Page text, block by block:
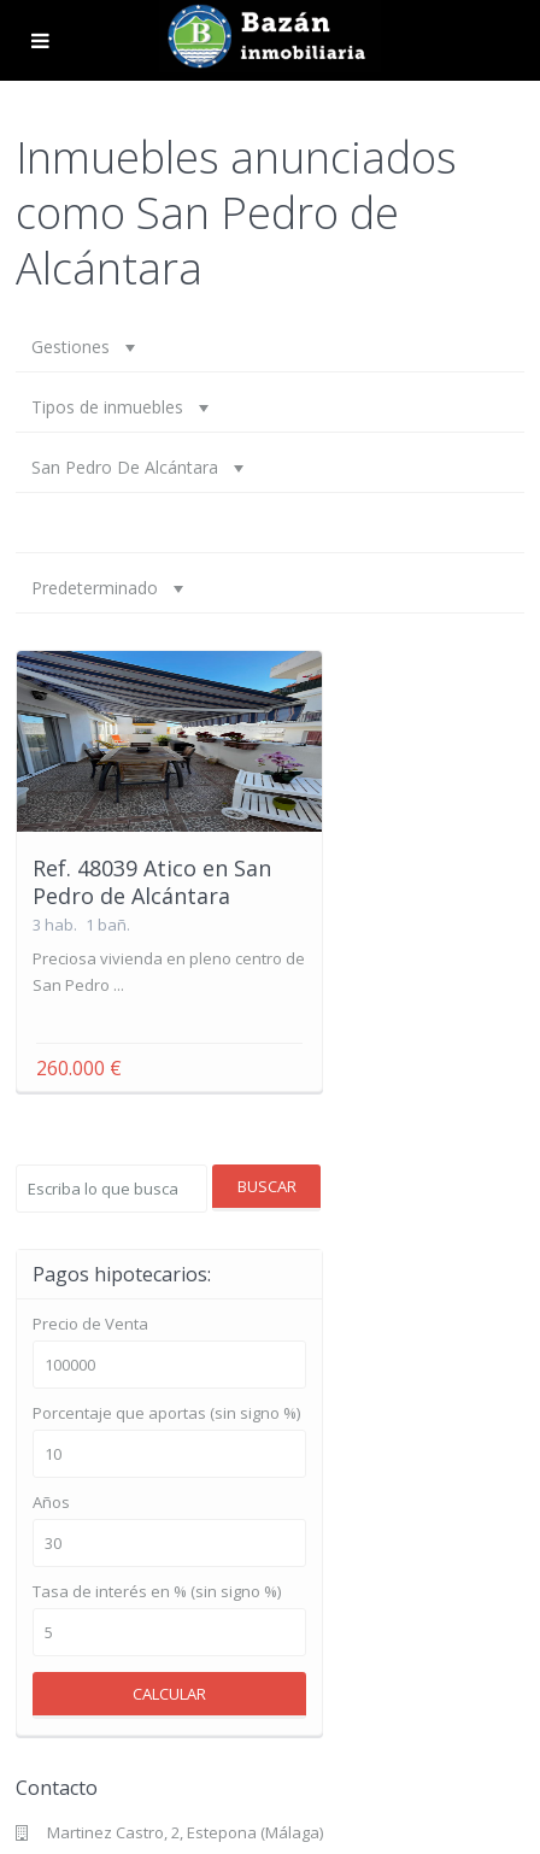
Inmuebles anunciados
como San Pedro de
Alcántara
Gestiones
Tipos de inmuebles
San Pedro De Alcántara
Predeterminado
Ref. 48039 Atico en San
Pedro de Alcántara
3 hab. 1 bañ.
Preciosa vivienda en pleno centro de
San Pedro ...
260.000 €
BUSCAR
Pagos hipotecarios:
Precio de Venta
Porcentaje que aportas (sin signo %)
Años
Tasa de interés en % (sin signo %)
CALCULAR
Contacto
Martinez Castro, 2, Estepona (Málaga)